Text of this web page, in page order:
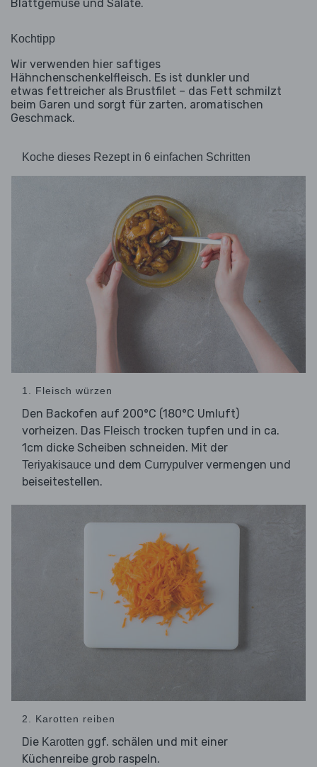
Blattgemüse und Salate.
Kochtipp
Wir verwenden hier saftiges
Hähnchenschenkelfleisch. Es ist dunkler und
etwas fettreicher als Brustfilet – das Fett schmilzt
beim Garen und sorgt für zarten, aromatischen
Geschmack.
Koche dieses Rezept in 6 einfachen Schritten
1. Fleisch würzen
Den Backofen auf 200°C (180°C Umluft)
vorheizen. Das Fleisch trocken tupfen und in ca.
1cm dicke Scheiben schneiden. Mit der
Teriyakisauce und dem Currypulver vermengen und
beiseitestellen.
2. Karotten reiben
Die Karotten ggf. schälen und mit einer
Küchenreibe grob raspeln.